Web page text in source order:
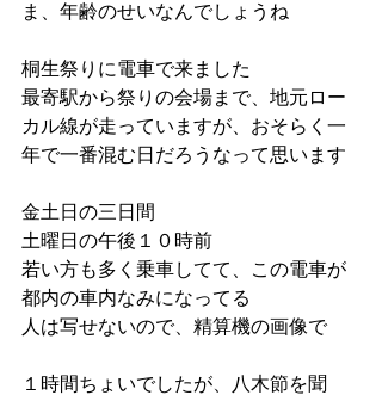
ま、年齢のせいなんでしょうね
桐生祭りに電車で来ました
最寄駅から祭りの会場まで、地元ロー
カル線が走っていますが、おそらく一
年で一番混む日だろうなって思います
金土日の三日間
土曜日の午後１０時前
若い方も多く乗車してて、この電車が
都内の車内なみになってる
人は写せないので、精算機の画像で
１時間ちょいでしたが、八木節を聞